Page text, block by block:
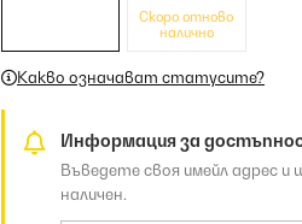
Скоро отново
налично
Какво означават статусите?
Информация за
Въведете своя имейл адрес
наличен.